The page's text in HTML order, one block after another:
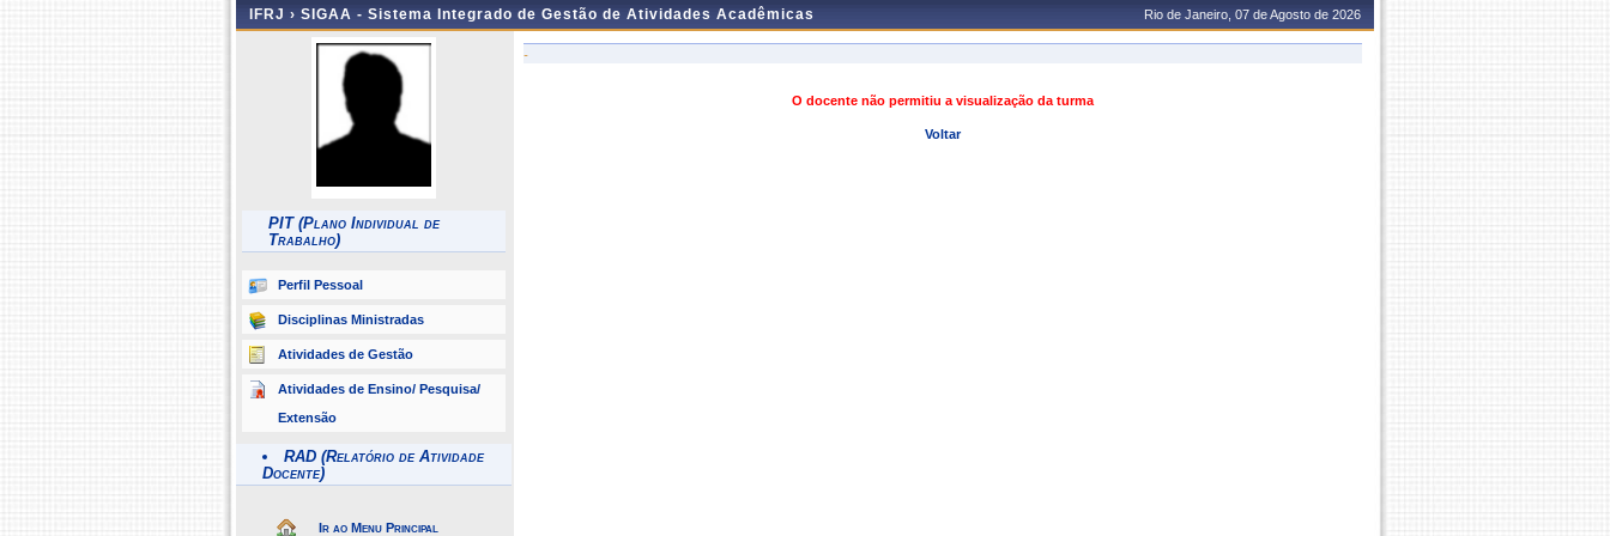
IFRJ › SIGAA - Sistema Integrado de Gestão de Atividades Acadêmicas Rio de Janeiro, 07 de Agosto de 2026
PIT (Plano Individual de
Trabalho)
Perfil Pessoal
Disciplinas Ministradas
Atividades de Gestão
Atividades de Ensino/ Pesquisa/
Extensão
RAD (Relatório de Atividade
Docente)
Ir ao Menu Principal
-
O docente não permitiu a visualização da turma
Voltar